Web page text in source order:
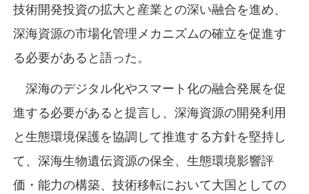
技術開発投資の拡大と産業との深い融合を進め、
深海資源の市場化管理メカニズムの確立を促進す
る必要があると語った。
深海のデジタル化やスマート化の融合発展を促
進する必要があると提言し、深海資源の開発利用
と生態環境保護を協調して推進する方針を堅持し
て、深海生物遺伝資源の保全、生態環境影響評
価・能力の構築、技術移転において大国としての